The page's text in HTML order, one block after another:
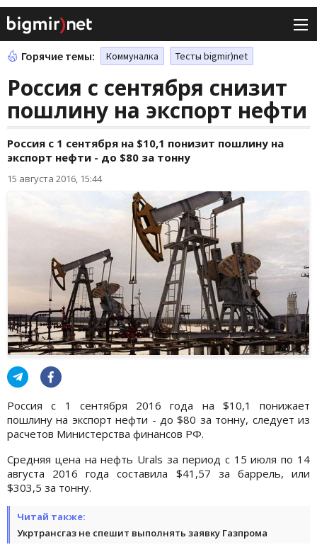
Горячие темы: Коммуналка Тесты bigmir)net
Россия с сентября снизит
пошлину на экспорт нефти
Россия с 1 сентября на $10,1 понизит пошлину на
экспорт нефти - до $80 за тонну
15 августа 2016, 15:44
Россия с 1 сентября 2016 года на $10,1 понижает
пошлину на экспорт нефти - до $80 за тонну, следует из
расчетов Министерства финансов РФ.
Средняя цена на нефть Urals за период с 15 июля по 14
августа 2016 года составила $41,57 за баррель, или
$303,5 за тонну.
Читай также:
Укртрансгаз не спешит выполнять заявку Газпрома